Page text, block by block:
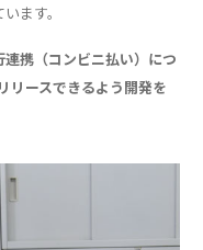
ます。
携（コンビニ払い）につ
リースできるよう開発を